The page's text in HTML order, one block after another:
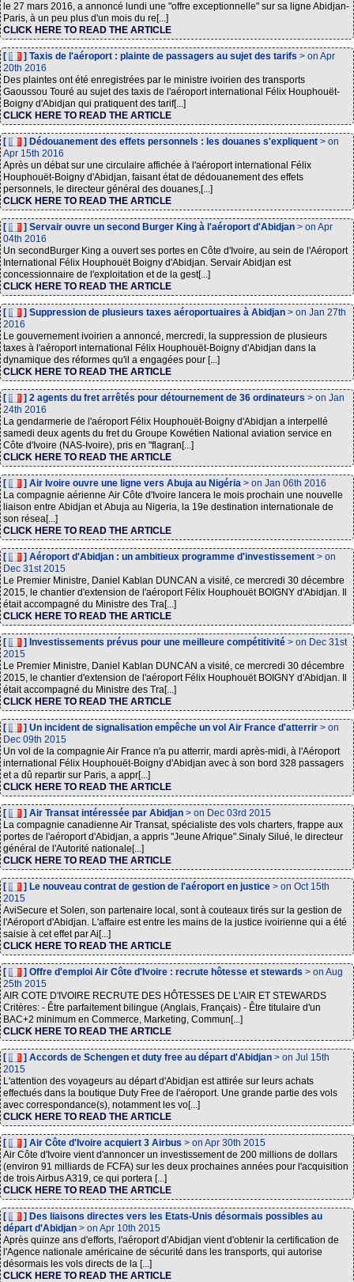
le 27 mars 2016, a annoncé lundi une "offre exceptionnelle" sur sa ligne Abidjan-
Paris, à un peu plus d'un mois du re[...]
CLICK HERE TO READ THE ARTICLE
[ ] Taxis de l'aéroport : plainte de passagers au sujet des tarifs > on Apr
20th 2016
Des plaintes ont été enregistrées par le ministre ivoirien des transports
Gaoussou Touré au sujet des taxis de l'aéroport international Félix Houphouët-
Boigny d'Abidjan qui pratiquent des tarif[...]
CLICK HERE TO READ THE ARTICLE
[ ] Dédouanement des effets personnels : les douanes s'expliquent > on
Apr 15th 2016
Après un débat sur une circulaire affichée à l'aéroport international Félix
Houphouët-Boigny d'Abidjan, faisant état de dédouanement des effets
personnels, le directeur général des douanes,[...]
CLICK HERE TO READ THE ARTICLE
[ ] Servair ouvre un second Burger King à l'aéroport d'Abidjan > on Apr
04th 2016
Un secondBurger King a ouvert ses portes en Côte d'Ivoire, au sein de l'Aéroport
International Félix Houphouët Boigny d'Abidjan. Servair Abidjan est
concessionnaire de l'exploitation et de la gest[...]
CLICK HERE TO READ THE ARTICLE
[ ] Suppression de plusieurs taxes aéroportuaires à Abidjan > on Jan 27th
2016
Le gouvernement ivoirien a annoncé, mercredi, la suppression de plusieurs
taxes à l'aéroport international Félix Houphouët-Boigny d'Abidjan dans la
dynamique des réformes qu'il a engagées pour [...]
CLICK HERE TO READ THE ARTICLE
[ ] 2 agents du fret arrêtés pour détournement de 36 ordinateurs > on Jan
24th 2016
La gendarmerie de l'aéroport Félix Houphouët-Boigny d'Abidjan a interpellé
samedi deux agents du fret du Groupe Kowétien National aviation service en
Côte d'Ivoire (NAS-Ivoire), pris en "flagran[...]
CLICK HERE TO READ THE ARTICLE
[ ] Air Ivoire ouvre une ligne vers Abuja au Nigéria > on Jan 06th 2016
La compagnie aérienne Air Côte d'Ivoire lancera le mois prochain une nouvelle
liaison entre Abidjan et Abuja au Nigeria, la 19e destination internationale de
son résea[...]
CLICK HERE TO READ THE ARTICLE
[ ] Aéroport d'Abidjan : un ambitieux programme d'investissement > on
Dec 31st 2015
Le Premier Ministre, Daniel Kablan DUNCAN a visité, ce mercredi 30 décembre
2015, le chantier d'extension de l'aéroport Félix Houphouët BOIGNY d'Abidjan. Il
était accompagné du Ministre des Tra[...]
CLICK HERE TO READ THE ARTICLE
[ ] Investissements prévus pour une meilleure compétitivité > on Dec 31st
2015
Le Premier Ministre, Daniel Kablan DUNCAN a visité, ce mercredi 30 décembre
2015, le chantier d'extension de l'aéroport Félix Houphouët BOIGNY d'Abidjan. Il
était accompagné du Ministre des Tra[...]
CLICK HERE TO READ THE ARTICLE
[ ] Un incident de signalisation empêche un vol Air France d'atterrir > on
Dec 09th 2015
Un vol de la compagnie Air France n'a pu atterrir, mardi après-midi, à l'Aéroport
international Félix Houphouët-Boigny d'Abidjan avec à son bord 328 passagers
et a dû repartir sur Paris, a appr[...]
CLICK HERE TO READ THE ARTICLE
[ ] Air Transat intéressée par Abidjan > on Dec 03rd 2015
La compagnie canadienne Air Transat, spécialiste des vols charters, frappe aux
portes de l'aéroport d'Abidjan, a appris "Jeune Afrique".Sinaly Silué, le directeur
général de l'Autorité nationale[...]
CLICK HERE TO READ THE ARTICLE
[ ] Le nouveau contrat de gestion de l'aéroport en justice > on Oct 15th
2015
AviSecure et Solen, son partenaire local, sont à couteaux tirés sur la gestion de
l'Aéroport d'Abidjan. L'affaire est entre les mains de la justice ivoirienne qui a été
saisie à cet effet par Ai[...]
CLICK HERE TO READ THE ARTICLE
[ ] Offre d'emploi Air Côte d'Ivoire : recrute hôtesse et stewards > on Aug
25th 2015
AIR COTE D'IVOIRE RECRUTE DES HÔTESSES DE L'AIR ET STEWARDS
Critères: - Être parfaitement bilingue (Anglais, Français) - Être titulaire d'un
BAC+2 minimum en Commerce, Marketing, Commun[...]
CLICK HERE TO READ THE ARTICLE
[ ] Accords de Schengen et duty free au départ d'Abidjan > on Jul 15th
2015
L'attention des voyageurs au départ d'Abidjan est attirée sur leurs achats
effectués dans la boutique Duty Free de l'aéroport. Une grande partie des vols
avec correspondance(s), notamment les vo[...]
CLICK HERE TO READ THE ARTICLE
[ ] Air Côte d'Ivoire acquiert 3 Airbus > on Apr 30th 2015
Air Côte d'Ivoire vient d'annoncer un investissement de 200 millions de dollars
(environ 91 milliards de FCFA) sur les deux prochaines années pour l'acquisition
de trois Airbus A319, ce qui portera [...]
CLICK HERE TO READ THE ARTICLE
[
] Des liaisons directes vers les Etats-Unis désormais possibles au
départ d'Abidjan > on Apr 10th 2015
Après quinze ans d'efforts, l'aéroport d'Abidjan vient d'obtenir la certification de
l'Agence nationale américaine de sécurité dans les transports, qui autorise
désormais les vols directs de la [...]
CLICK HERE TO READ THE ARTICLE